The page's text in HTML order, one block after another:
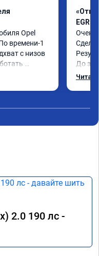
Opel
времени-1
с низов
EGR»
Очень
До
2.0 190 лс -